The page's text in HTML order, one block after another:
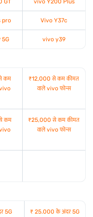
pro Vivo Y37c
5G vivo y39
कम
₹12,000 से कम कीमत
वाले vivo फोन्स
कम
₹25,000 से कम कीमत
वाले vivo फोन्स
5G
₹ 25.000 के अंदर 5G